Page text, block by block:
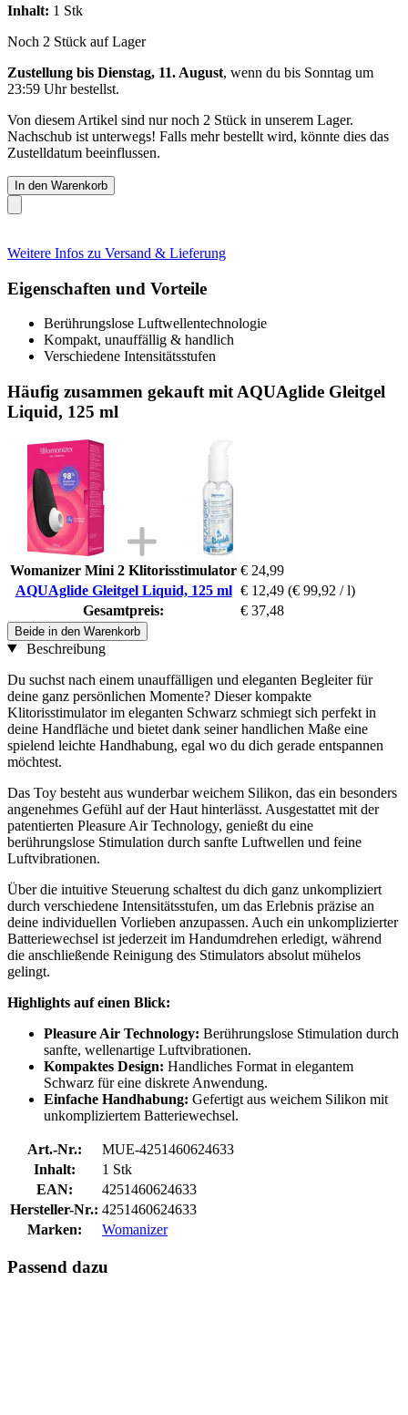
Inhalt: 1 Stk
Noch 2 Stück auf Lager
Zustellung bis Dienstag, 11. August, wenn du bis Sonntag um
23:59 Uhrbestellst.
Von diesem Artikel sind nur noch 2 Stück in unserem Lager.
Nachschub ist unterwegs! Falls mehr bestellt wird, könnte dies das
Zustelldatum beeinflussen.
In den Warenkorb
Weitere Infos zu Versand & Lieferung
Eigenschaften und Vorteile
Berührungslose Luftwellentechnologie
Kompakt, unauffällig & handlich
Verschiedene Intensitätsstufen
Häufig zusammen gekauft mit AQUAglide Gleitgel
Liquid, 125 ml
Womanizer Mini 2 Klitorisstimulator € 24,99
AQUAglide Gleitgel Liquid, 125 ml € 12,49 (€ 99,92 / l)
Gesamtpreis:
€ 37,48
Beide in den Warenkorb
Beschreibung
Du suchst nach einem unauffälligen und eleganten Begleiter für
deine ganz persönlichen Momente? Dieser kompakte
Klitorisstimulator im eleganten Schwarz schmiegt sich perfekt in
deine Handfläche und bietet dank seiner handlichen Maße eine
spielend leichte Handhabung, egal wo du dich gerade entspannen
möchtest.
Das Toy besteht aus wunderbar weichem Silikon, das ein besonders
angenehmes Gefühl auf der Haut hinterlässt. Ausgestattet mit der
patentierten Pleasure Air Technology, genießt du eine
berührungslose Stimulation durch sanfte Luftwellen und feine
Luftvibrationen.
Über die intuitive Steuerung schaltest du dich ganz unkompliziert
durch verschiedene Intensitätsstufen, um das Erlebnis präzise an
deine individuellen Vorlieben anzupassen. Auch ein unkomplizierter
Batteriewechsel ist jederzeit im Handumdrehen erledigt, während
die anschließende Reinigung des Stimulators absolut mühelos
gelingt.
Highlights auf einen Blick:
Pleasure Air Technology: Berührungslose Stimulation durch
sanfte, wellenartige Luftvibrationen.
Kompaktes Design: Handliches Format in elegantem
Schwarz für eine diskrete Anwendung.
Einfache Handhabung: Gefertigt aus weichem Silikon mit
unkompliziertem Batteriewechsel.
Art.-Nr.:
MUE-4251460624633
Inhalt:
1 Stk
EAN:
4251460624633
Hersteller-Nr.: 4251460624633
Marken:
Womanizer
Passend dazu